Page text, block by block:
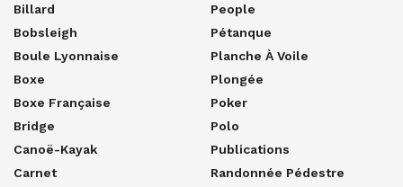
Billard
Bobsleigh
Boule Lyonnaise
Boxe
Boxe Française
Bridge
Canoë-Kayak
Carnet
People
Pétanque
Planche À Voile
Plongée
Poker
Polo
Publications
Randonnée Pédestre